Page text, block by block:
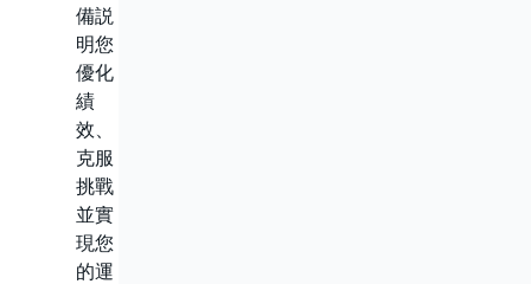
備説
明您
優化
績
效、
克服
挑戰
並實
現您
的運